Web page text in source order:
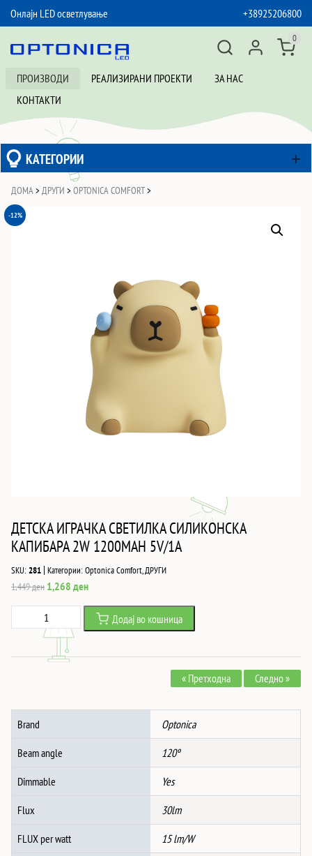
Онлајн LED осветлување
+38925206800
ПРОИЗВОДИ РЕАЛИЗИРАНИ ПРОЕКТИ
ЗА НАС
КОНТАКТИ
0
КАТЕГОРИИ
ДОМА > ДРУГИ >OPTONICA COMFORT>
-12%
ДЕТСКА ИГРАЧКА СВЕТИЛКА СИЛИКОНСКА
КАПИБАРА 2W 1200MAH 5V/1A
SKU:281 | Категории:Optonica Comfort,ДРУГИ
1,449ден Original
was:
1,449 ден.
1,268 денCurrent
price
1,268 ден.
ИГРАЧКА
СИЛИКОНСКА
1200MAH
5V/1A
количина
Додај во кошница
« Претходна Следно »
Brand Optonica
Beam angle 120º
Dimmable Yes
Flux 30lm
FLUX per watt 15 lm/W